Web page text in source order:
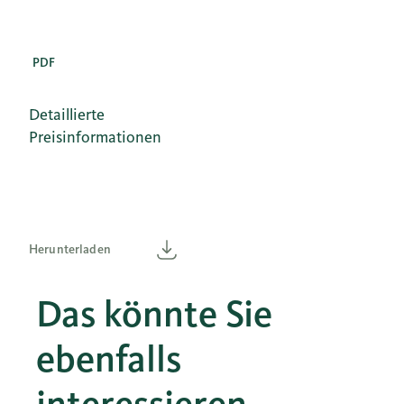
PDF
Detaillierte
Preisinformationen
Herunterladen
Das könnte Sie
ebenfalls